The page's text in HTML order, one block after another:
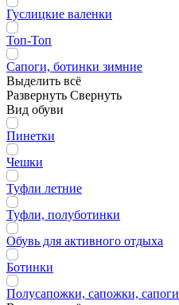
Гуслицкие валенки
Топ-Топ
Сапоги, ботинки зимние
Выделить всё
Развернуть Свернуть
Вид обуви
Пинетки
Чешки
Туфли летние
Туфли, полуботинки
Обувь для активного отдыха
Ботинки
Полусапожки, сапожки, сапоги